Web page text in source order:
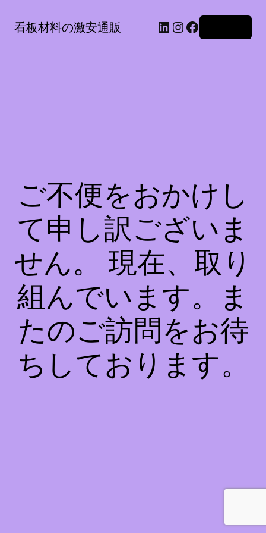
看板材料の激安通販 LinkedIn Instagram Facebook
ご不便をおかけし
て申し訳ございま
せん。 現在、取り
組んでいます。ま
たのご訪問をお待
ちしております。